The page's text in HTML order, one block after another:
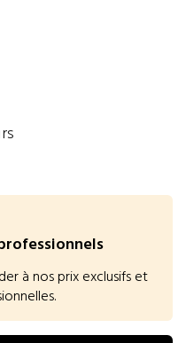
à nos prix exclusifs et